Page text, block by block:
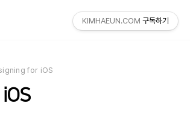
for iOS
KIMHAEUN.COM 구독하기